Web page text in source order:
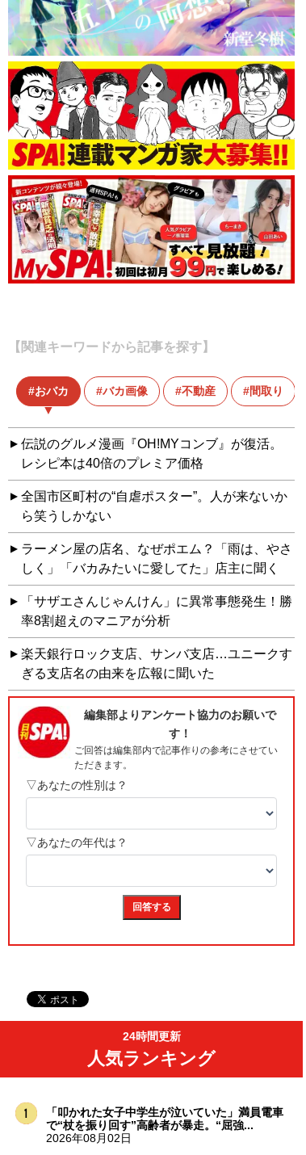
【関連キーワードから記事を探す】
おバカ バカ画像 不動産 間取り
伝説のグルメ漫画『OH!MYコンブ』が復活。
レシピ本は40倍のプレミア価格
全国市区町村の“自虐ポスター”。人が来ないか
ら笑うしかない
ラーメン屋の店名、なぜポエム？「雨は、やさ
しく」「バカみたいに愛してた」店主に聞く
「サザエさんじゃんけん」に異常事態発生！勝
率8割超えのマニアが分析
楽天銀行ロック支店、サンバ支店…ユニークす
ぎる支店名の由来を広報に聞いた
24時間更新
人気ランキング
「叩かれた女子中学生が泣いていた」満員電車
で“杖を振り回す”高齢者が暴走。“屈強...
2026年08月02日